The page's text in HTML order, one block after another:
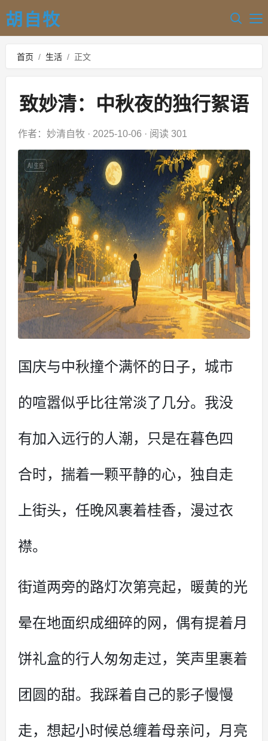
胡自牧
首页 / 生活 / 正文
致妙清：中秋夜的独行絮语
作者：妙清自牧· 2025-10-06 · 阅读 301
国庆与中秋撞个满怀的日子，城市
的喧嚣似乎比往常淡了几分。我没
有加入远行的人潮，只是在暮色四
合时，揣着一颗平静的心，独自走
上街头，任晚风裹着桂香，漫过衣
襟。
街道两旁的路灯次第亮起，暖黄的光
晕在地面织成细碎的网，偶有提着月
饼礼盒的行人匆匆走过，笑声里裹着
团圆的甜。我踩着自己的影子慢慢
走，想起小时候总缠着母亲问，月亮